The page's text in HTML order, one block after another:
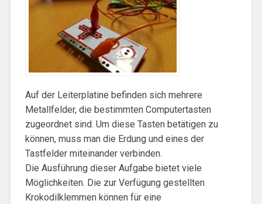
Auf der Leiterplatine befinden sich mehrere
Metallfelder, die bestimmten Computertasten
zugeordnet sind. Um diese Tasten betätigen zu
können, muss man die Erdung und eines der
Tastfelder miteinander verbinden.
Die Ausführung dieser Aufgabe bietet viele
Möglichkeiten. Die zur Verfügung gestellten
Krokodilklemmen können für eine